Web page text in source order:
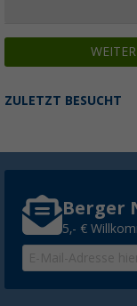
ZULETZT BESUCHT
Berger
5,- €